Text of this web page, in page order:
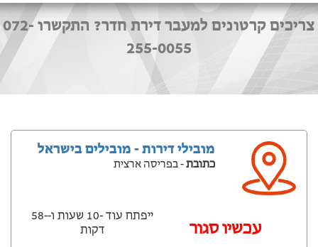
צריכים קרטונים למעבר דירת חדר? התקשרו 072-
255-0055
מובילי דירות - מובילים בישראל
כתובת- בפריסה ארצית
‫עכשיו סגור
ייפתח עוד -10 שעות ‫ו--58
דקות